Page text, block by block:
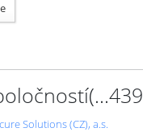
(...439
Solutions (CZ), a.s.